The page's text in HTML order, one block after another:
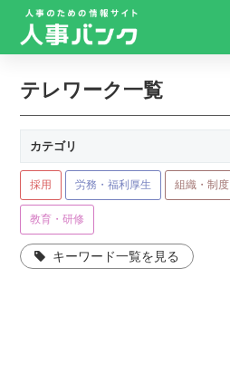
テレワーク一覧
カテゴリ
採用 労務・福利厚生 組織・制度
教育・研修
キーワード一覧を見る